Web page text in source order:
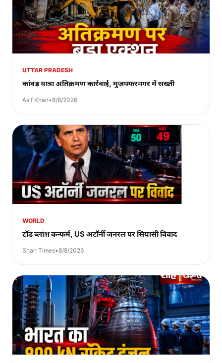
UTTAR PRADESH
कांवड़ यात्रा अतिक्रमण कार्रवाई, मुजफ्फरनगर में सख्ती
Asif Khan•8/8/2026
WORLD
टॉड ब्लांश कन्फर्म, US अटॉर्नी जनरल पर सियासी विवाद
Shah Times•8/8/2026